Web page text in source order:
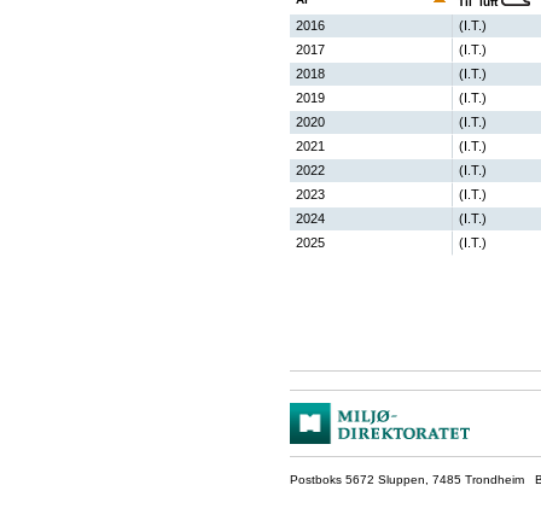
2016
(I.T.)
2017
(I.T.)
2018
(I.T.)
2019
(I.T.)
2020
(I.T.)
2021
(I.T.)
2022
(I.T.)
2023
(I.T.)
2024
(I.T.)
2025
(I.T.)
Postboks 5672 Sluppen, 7485 Trondheim